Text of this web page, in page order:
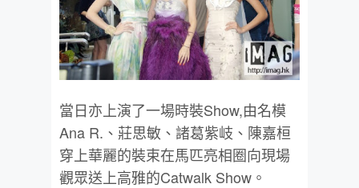
當日亦上演了一場時裝Show,由名模
Ana R.、莊思敏、諸葛紫岐、陳嘉桓
穿上華麗的裝束在馬匹亮相圈向現場
觀眾送上高雅的Catwalk Show。